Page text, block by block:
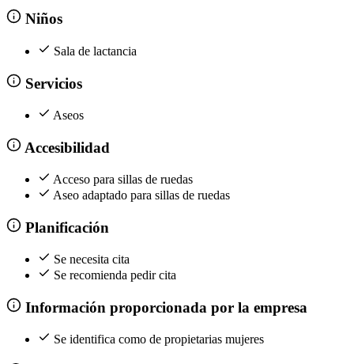
Niños
Sala de lactancia
Servicios
Aseos
Accesibilidad
Acceso para sillas de ruedas
Aseo adaptado para sillas de ruedas
Planificación
Se necesita cita
Se recomienda pedir cita
Información proporcionada por la empresa
Se identifica como de propietarias mujeres